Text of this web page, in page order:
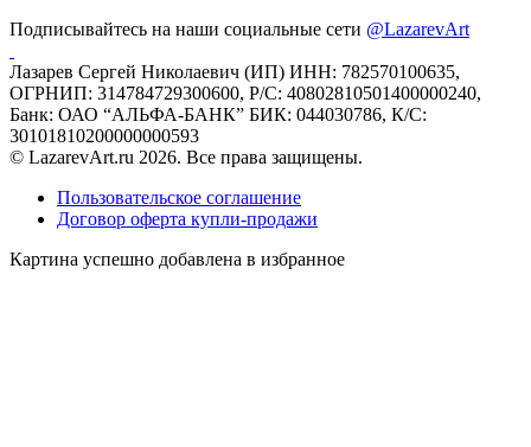
Подписывайтесь на наши социальные сети @LazarevArt
Лазарев Сергей Николаевич (ИП) ИНН: 782570100635,
ОГРНИП: 314784729300600, Р/С: 40802810501400000240,
Банк: ОАО “АЛЬФА-БАНК” БИК: 044030786, К/С:
30101810200000000593
© LazarevArt.ru 2026. Все права защищены.
Пользовательское соглашение
Договор оферта купли-продажи
Картина успешно добавлена в избранное